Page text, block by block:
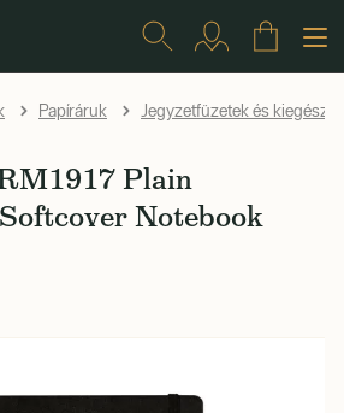
Papíráruk Jegyzetfüzetek és
Plain
Notebook